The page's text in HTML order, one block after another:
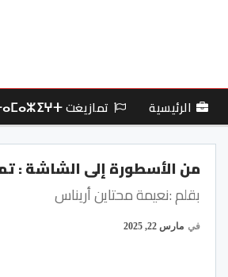
الرئيسية تمازيغت ⵜⴰⵎⴰⵣⵉⵖⵜ
من الأسطورة إلى الشاشة :
بقلم :نعيمة محتاين أريناس
في مارس 22, 2025